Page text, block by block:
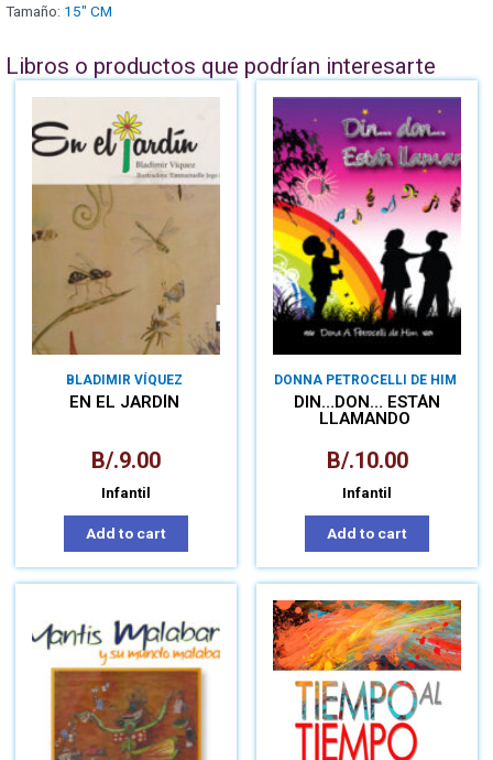
Tamaño: 15" CM
Libros o productos que podrían interesarte
BLADIMIR VÍQUEZ
EN EL JARDÍN
B/.9.00
Infantil
Add to cart
DONNA PETROCELLI DE HIM
DIN…DON… ESTÁN
LLAMANDO
B/.10.00
Infantil
Add to cart